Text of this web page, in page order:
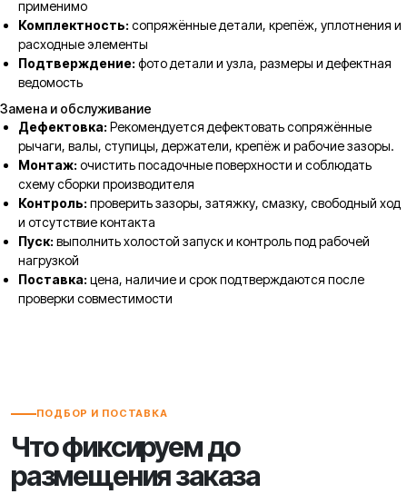
применимо
Комплектность: сопряжённые детали, крепёж, уплотнения и
расходные элементы
Подтверждение: фото детали и узла, размеры и дефектная
ведомость
Замена и обслуживание
Дефектовка: Рекомендуется дефектовать сопряжённые
рычаги, валы, ступицы, держатели, крепёж и рабочие зазоры.
Монтаж: очистить посадочные поверхности и соблюдать
схему сборки производителя
Контроль: проверить зазоры, затяжку, смазку, свободный ход
и отсутствие контакта
Пуск: выполнить холостой запуск и контроль под рабочей
нагрузкой
Поставка: цена, наличие и срок подтверждаются после
проверки совместимости
ПОДБОР И ПОСТАВКА
Что фиксируем до
размещения заказа